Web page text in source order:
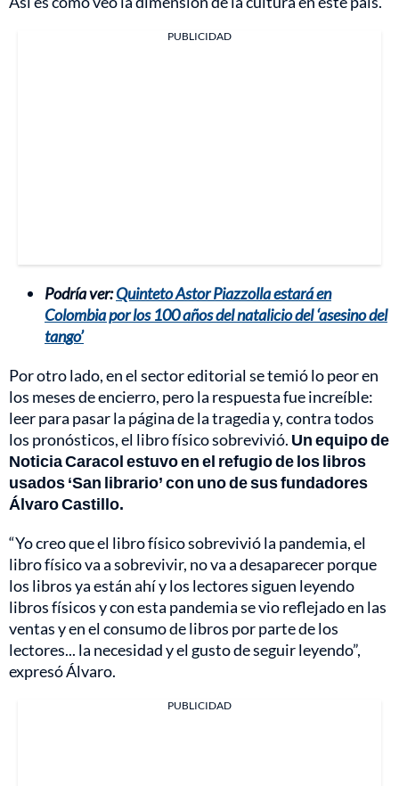
PUBLICIDAD
Podría ver:Quinteto Astor Piazzolla estará en
Colombia por los 100 años del natalicio del ‘asesino del
tango’
Por otro lado, en el sector editorial se temió lo peor en
los meses de encierro, pero la respuesta fue increíble:
leer para pasar la página de la tragedia y, contra todos
los pronósticos, el libro físico sobrevivió. Un equipo de
Noticia Caracol estuvo en el refugio de los libros
usados ‘San librario’ con uno de sus fundadores
Álvaro Castillo.
“Yo creo que el libro físico sobrevivió la pandemia, el
libro físico va a sobrevivir, no va a desaparecer porque
los libros ya están ahí y los lectores siguen leyendo
libros físicos y con esta pandemia se vio reflejado en las
ventas y en el consumo de libros por parte de los
lectores... la necesidad y el gusto de seguir leyendo”,
expresó Álvaro.
PUBLICIDAD